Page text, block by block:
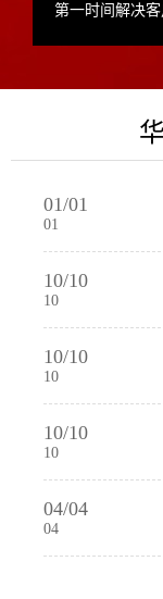
第一时间解决
01/01
01
10/10
10
10/10
10
10/10
10
04/04
04